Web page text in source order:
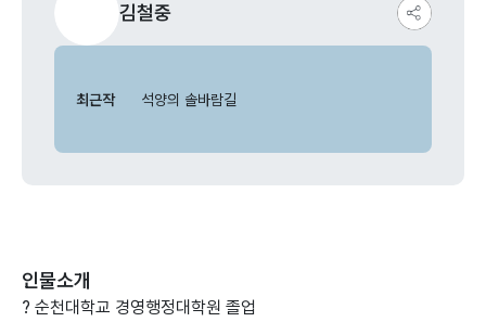
김철중
최근작 석양의 솔바람길
인물소개
? 순천대학교 경영행정대학원 졸업